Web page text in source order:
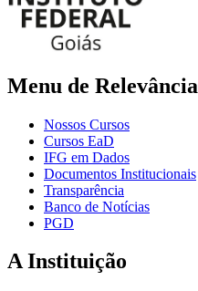
Menu de Relevância
Nossos Cursos
Cursos EaD
IFG em Dados
Documentos Institucionais
Transparência
Banco de Notícias
PGD
A Instituição